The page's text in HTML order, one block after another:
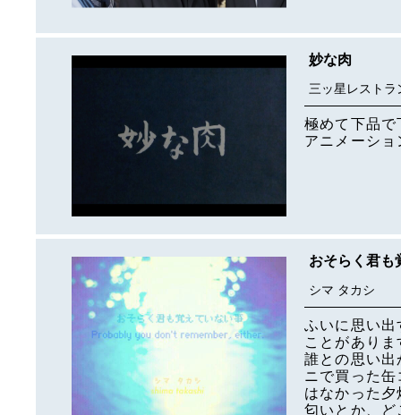
妙な肉
三ッ星レストラ
極めて下品
アニメーショ
おそらく君も
シマ タカシ
ふいに思い
ことがありま
誰との思い
ニで買った
はなかった
匂いとか、